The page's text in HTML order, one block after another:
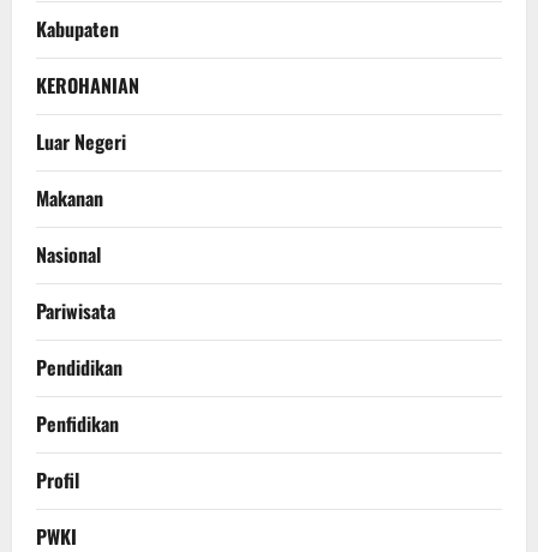
Kabupaten
KEROHANIAN
Luar Negeri
Makanan
Nasional
Pariwisata
Pendidikan
Penfidikan
Profil
PWKI